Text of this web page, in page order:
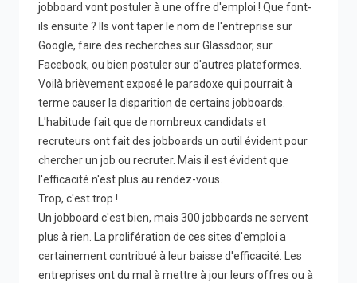
jobboard vont postuler à une offre d'emploi ! Que font-
ils ensuite ? Ils vont taper le nom de l'entreprise sur
Google, faire des recherches sur Glassdoor, sur
Facebook, ou bien postuler sur d'autres plateformes.
Voilà brièvement exposé le paradoxe qui pourrait à
terme causer la disparition de certains jobboards.
L'habitude fait que de nombreux candidats et
recruteurs ont fait des jobboards un outil évident pour
chercher un job ou recruter. Mais il est évident que
l'efficacité n'est plus au rendez-vous.
Trop, c'est trop !
Un jobboard c'est bien, mais 300 jobboards ne servent
plus à rien. La prolifération de ces sites d'emploi a
certainement contribué à leur baisse d'efficacité. Les
entreprises ont du mal à mettre à jour leurs offres ou à